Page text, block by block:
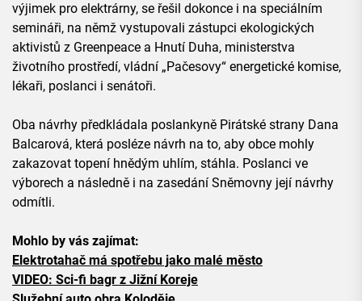
výjimek pro elektrárny, se řešil dokonce i na speciálním
semináři, na němž vystupovali zástupci ekologických
aktivistů z Greenpeace a Hnutí Duha, ministerstva
životního prostředí, vládní „Pačesovy“ energetické komise,
lékaři, poslanci i senátoři.
Oba návrhy předkládala poslankyně Pirátské strany Dana
Balcarová, která posléze návrh na to, aby obce mohly
zakazovat topení hnědým uhlím, stáhla. Poslanci ve
výborech a následně i na zasedání Sněmovny její návrhy
odmítli.
Mohlo by vás zajímat:
Elektrotahač má spotřebu jako malé město
VIDEO: Sci-fi bagr z Jižní Koreje